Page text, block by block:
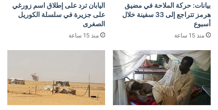
بيانات: حركة الملاحة في مضيق
هرمز تتراجع إلى 33 سفينة خلال
أسبوع
منذ 15 ساعة
اليابان ترد على إطلاق اسم زورغي
على جزيرة في سلسلة الكوريل
الصغرى
منذ 15 ساعة